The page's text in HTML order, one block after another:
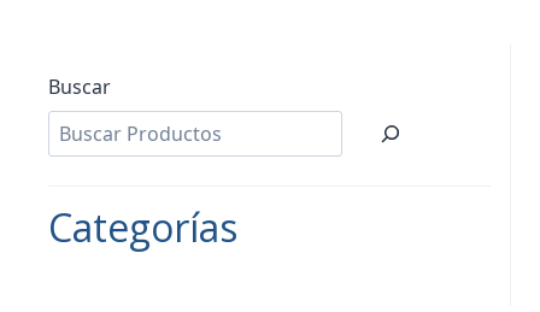
Buscar
Categorías